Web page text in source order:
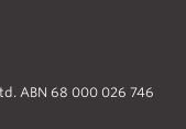
ABN 68 000 026 746